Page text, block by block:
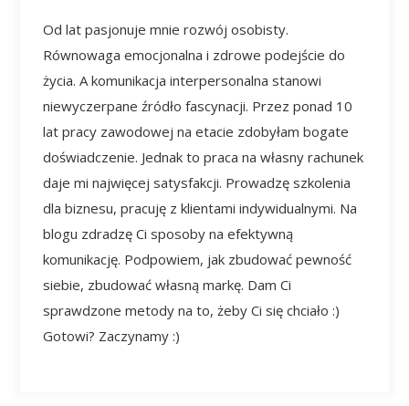
Od lat pasjonuje mnie rozwój osobisty.
Równowaga emocjonalna i zdrowe podejście do
życia. A komunikacja interpersonalna stanowi
niewyczerpane źródło fascynacji. Przez ponad 10
lat pracy zawodowej na etacie zdobyłam bogate
doświadczenie. Jednak to praca na własny rachunek
daje mi najwięcej satysfakcji. Prowadzę szkolenia
dla biznesu, pracuję z klientami indywidualnymi. Na
blogu zdradzę Ci sposoby na efektywną
komunikację. Podpowiem, jak zbudować pewność
siebie, zbudować własną markę. Dam Ci
sprawdzone metody na to, żeby Ci się chciało :)
Gotowi? Zaczynamy :)